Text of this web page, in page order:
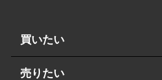
買いたい
売りたい